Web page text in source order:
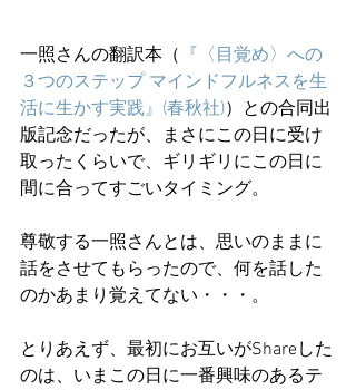
一照さんの翻訳本（ 『〈目覚め〉への
３つのステップ マインドフルネスを生
活に生かす実践』(春秋社)）との合同出
版記念だったが、まさにこの日に受け
取ったくらいで、ギリギリにこの日に
間に合ってすごいタイミング。
尊敬する一照さんとは、思いのままに
話をさせてもらったので、何を話した
のかあまり覚えてない・・・。
とりあえず、最初にお互いがShareした
のは、いまこの日に一番興味のあるテ